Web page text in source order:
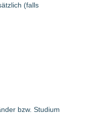
(falls
bzw. Studium